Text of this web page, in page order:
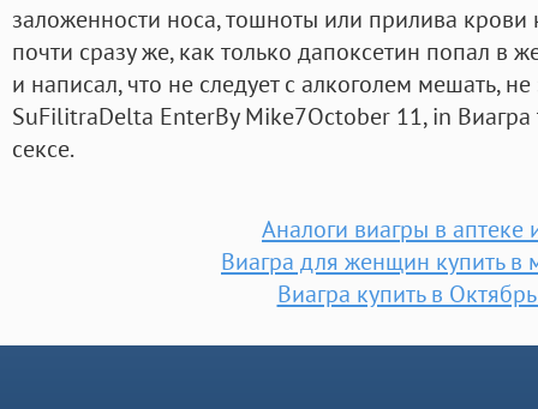
заложенности носа, тошноты или прилива крови
почти сразу же, как только дапоксетин попал в
и написал, что не следует с алкоголем мешать,
SuFilitraDelta EnterBy Mike7October 11, in
сексе.
Аналоги виагры в аптеке
Виагра для женщин купить в
Виагра купить в